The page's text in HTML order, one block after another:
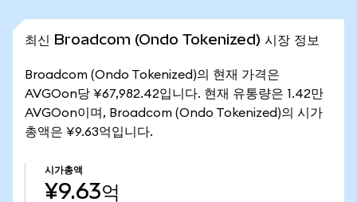
최신 Broadcom (Ondo Tokenized) 시장 정보
Broadcom (Ondo Tokenized)의 현재 가격은
AVGOon당 ¥67,982.42입니다. 현재 유통량은 1.42만
AVGOon이며, Broadcom (Ondo Tokenized)의 시가
총액은 ¥9.63억입니다.
시가총액
¥9.63억